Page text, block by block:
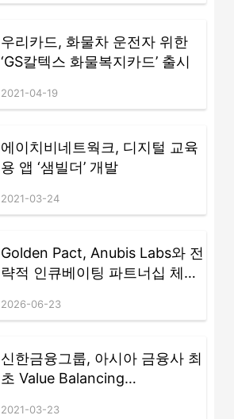
우리카드, 화물차 운전자 위한
‘GS칼텍스 화물복지카드’ 출시
2021-04-19
에이치비네트웍크, 디지털 교육
용 앱 ‘샘빌더’ 개발
2021-03-24
Golden Pact, Anubis Labs와 전
략적 인큐베이팅 파트너십 체결
대 금융 생태계로 도약
2026-06-23
신한금융그룹, 아시아 금융사 최
초 Value Balancing
2021-03-23